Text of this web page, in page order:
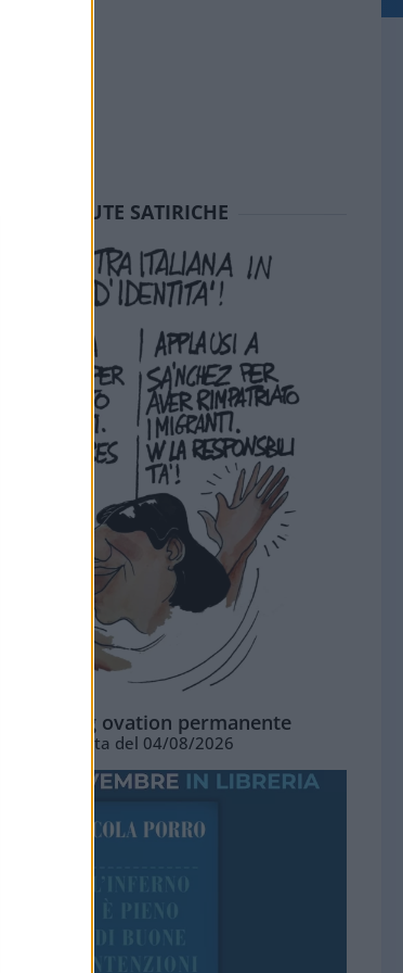
SEDUTE SATIRICHE
La standing ovation permanente
Vignetta del 04/08/2026